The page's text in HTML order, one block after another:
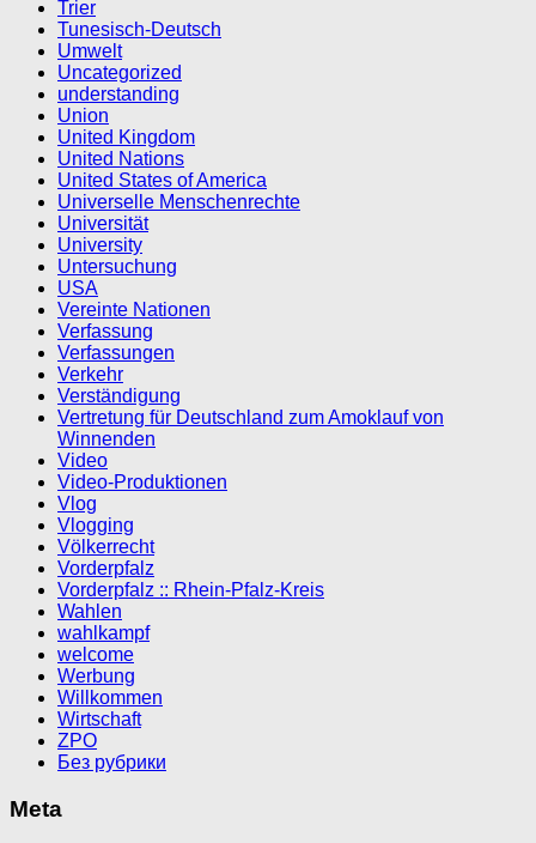
Trier
Tunesisch-Deutsch
Umwelt
Uncategorized
understanding
Union
United Kingdom
United Nations
United States of America
Universelle Menschenrechte
Universität
University
Untersuchung
USA
Vereinte Nationen
Verfassung
Verfassungen
Verkehr
Verständigung
Vertretung für Deutschland zum Amoklauf von
Winnenden
Video
Video-Produktionen
Vlog
Vlogging
Völkerrecht
Vorderpfalz
Vorderpfalz :: Rhein-Pfalz-Kreis
Wahlen
wahlkampf
welcome
Werbung
Willkommen
Wirtschaft
ZPO
Без рубрики
Meta